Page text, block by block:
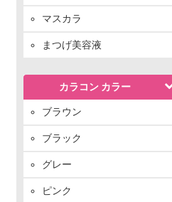
マスカラ
まつげ美容液
カラコン カラー
ブラウン
ブラック
グレー
ピンク